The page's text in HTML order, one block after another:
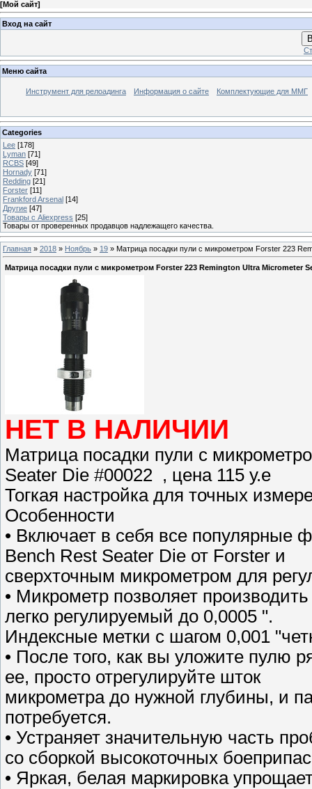
[Мой сайт]
Вход на сайт
Меню сайта
Инструмент для релоадинга Информация о сайте Комплектующие для ММГ
Categories
Lee [178]
Lyman [71]
RCBS [49]
Hornady [71]
Redding [21]
Forster [11]
Frankford Arsenal [14]
Другие [47]
Товары с Aliexpress [25]
Товары от проверенных продавцов надлежащего качества.
Главная » 2018 » Ноябрь » 19 » Матрица посадки пули с микрометром Forster 223
Матрица посадки пули с микрометром Forster 223 Remington Ultra Micrometer
НЕТ В НАЛИЧИИ
Матрица посадки пули с
Seater Die #00022 , цена 115 у.е
Тогкая настройка для точных
Особенности
• Включает в себя все популярные
Bench Rest Seater Die от Forster и
сверхточным микрометром для
• Микрометр позволяет
легко регулируемый до 0,0005 ".
Индексные метки с шагом 0,001
• После того, как вы уложите пулю
ее, просто отрегулируйте шток
микрометра до нужной глубины, и
потребуется.
• Устраняет значительную часть
со сборкой высокоточных
• Яркая, белая маркировка